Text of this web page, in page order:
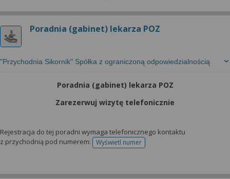
Poradnia (gabinet) lekarza POZ
"Przychodnia Sikornik" Spółka z ograniczoną odpowiedzialnością
Poradnia (gabinet) lekarza POZ
Zarezerwuj wizytę telefonicznie
Rejestracja do tej poradni wymaga telefonicznego kontaktu
z przychodnią pod numerem:
Wyświetl numertelefonu do rejestracji